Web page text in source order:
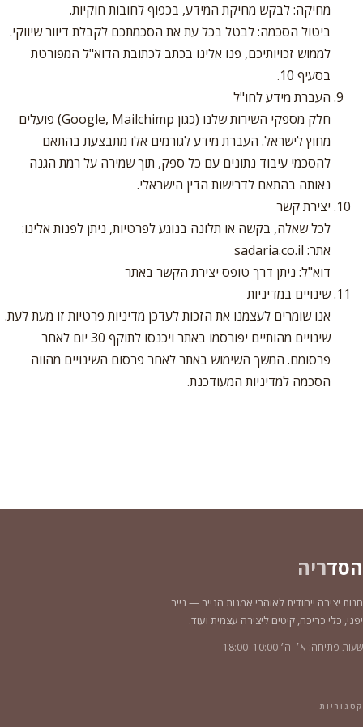
מחיקה: לבקש מחיקת המידע, בכפוף לחובות חוקיות.
ביטול הסכמה: לבטל בכל עת את הסכמתכם לקבלת דיוור שיווקי.
לממוש זכויותיכם, פנו אלינו בכתב לכתובת הדוא"ל המפורטת
בסעיף 10.
העברת מידע לחו"ל
חלק מספקי השירות שלנו (כגון Google, Mailchimp) פועלים
מחוץ לישראל. העברת מידע לגורמים אלו מתבצעת בהתאם
להסכמי עיבוד נתונים עם כל ספק, תוך שמירה על רמת הגנה
נאותה בהתאם לדרישות הדין הישראלי.
יצירת קשר
לכל שאלה, בקשה או תלונה בנוגע לפרטיות, ניתן לפנות אלינו:
אתר: sadaria.co.il
דוא"ל: ניתן דרך טופס יצירת הקשר באתר
שינויים במדיניות
אנו שומרים לעצמנו את הזכות לעדכן מדיניות פרטיות זו מעת לעת.
שינויים מהותיים יפורסמו באתר ויכנסו לתוקף 30 יום לאחר
פרסומם. המשך השימוש באתר לאחר פרסום השינויים מהווה
הסכמה למדיניות המעודכנת.
הסדריה
חנות יצירה ייחודית לאוהבי אמנות הנייר — נייר
יפני, כלי כריכה, קיטים ליצירה עצמית ועוד.
שעות פתיחה: א׳–ה׳ 10:00–18:00
קטגוריות